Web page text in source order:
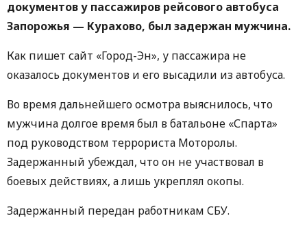
документов у пассажиров рейсового автобуса
Запорожья — Курахово, был задержан мужчина.
Как пишет сайт «Город-Эн», у пассажира не
оказалось документов и его высадили из автобуса.
Во время дальнейшего осмотра выяснилось, что
мужчина долгое время был в батальоне «Спарта»
под руководством террориста Моторолы.
Задержанный убеждал, что он не участвовал в
боевых действиях, а лишь укреплял окопы.
Задержанный передан работникам СБУ.